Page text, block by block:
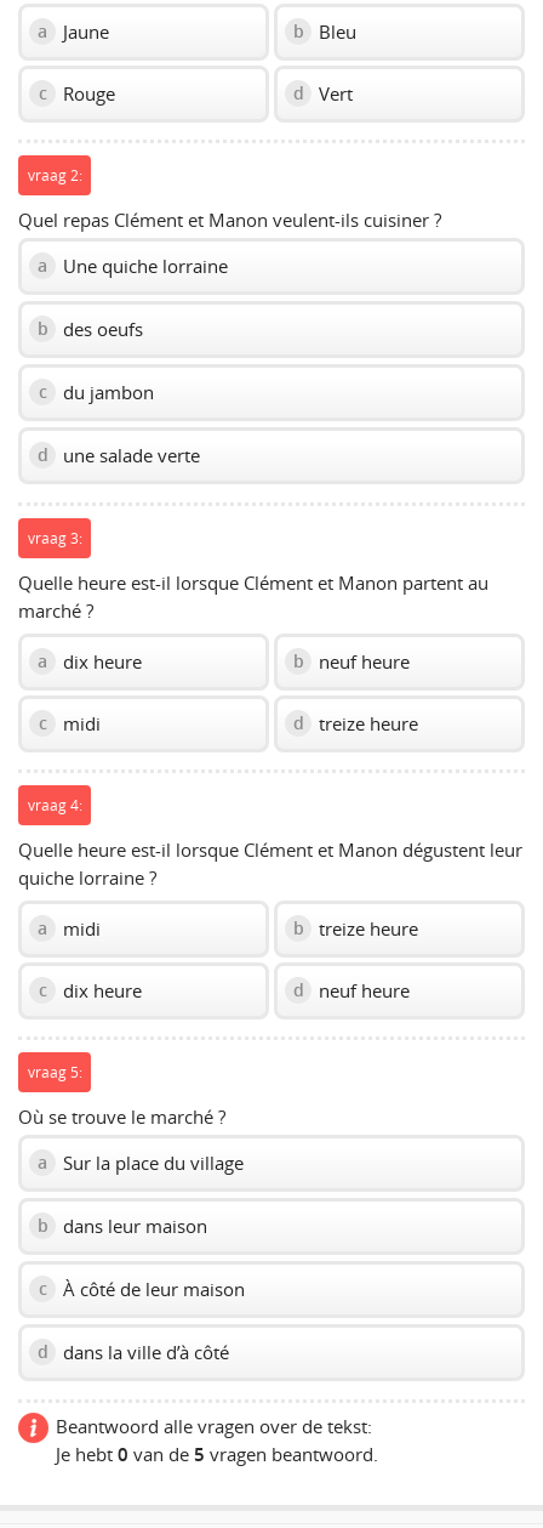
a Jaune b Bleu
c Rouge d Vert
vraag 2:
Quel repas Clément et Manon veulent-ils cuisiner ?
a Une quiche lorraine
b des oeufs
c du jambon
d une salade verte
vraag 3:
Quelle heure est-il lorsque Clément et Manon partent au
marché ?
a dix heure b neuf heure
c midi d treize heure
vraag 4:
Quelle heure est-il lorsque Clément et Manon dégustent leur
quiche lorraine ?
a midi b treize heure
c dix heure d neuf heure
vraag 5:
Où se trouve le marché ?
a Sur la place du village
b dans leur maison
c À côté de leur maison
d dans la ville d’à côté
Beantwoord alle vragen over de tekst:
Je hebt 0 van de 5 vragen beantwoord.